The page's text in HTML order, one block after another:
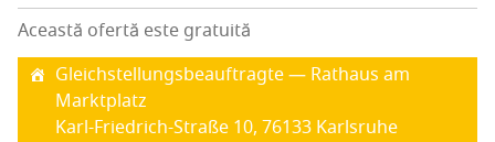
Această ofertă este gratuită
Glei­chs­te­l­lun­gs­beauftra­gte — Ratha­us am
Marktplatz
Karl-Frie­dri­ch-Stra­ße 10, 76133 Karl­sru­he